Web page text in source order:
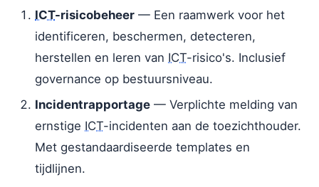
ICT-risicobeheer — Een raamwerk voor het
identificeren, beschermen, detecteren,
herstellen en leren van ICT-risico's. Inclusief
governance op bestuursniveau.
Incidentrapportage — Verplichte melding van
ernstige ICT-incidenten aan de toezichthouder.
Met gestandaardiseerde templates en
tijdlijnen.